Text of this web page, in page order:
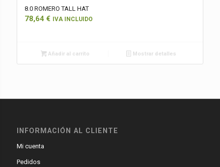
8.0 ROMERO TALL HAT
78,64 € IVA INCLUIDO
Añadir al carrito Mostrar detalles
INFORMACIÓN AL CLIENTE
Mi cuenta
Pedidos